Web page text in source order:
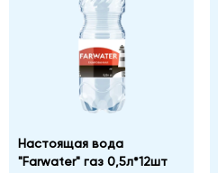
Настоящая вода
"Farwater" газ 0,5л*12шт